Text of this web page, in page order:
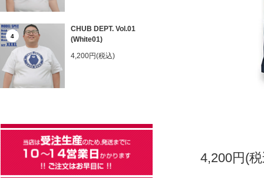
4
CHUB DEPT. Vol.01
(White01)
4,200円(税込)
4,200円(